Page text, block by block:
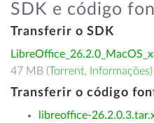
SDK e código
Transferir o SDK
47 MB (Torrent, Informações)
Transferir o código
libreoffice-